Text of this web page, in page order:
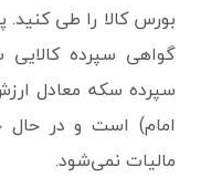
بورس کالا را طی
سپرده سکه معادل
امام) است و در
مالیات نمی‌شود.